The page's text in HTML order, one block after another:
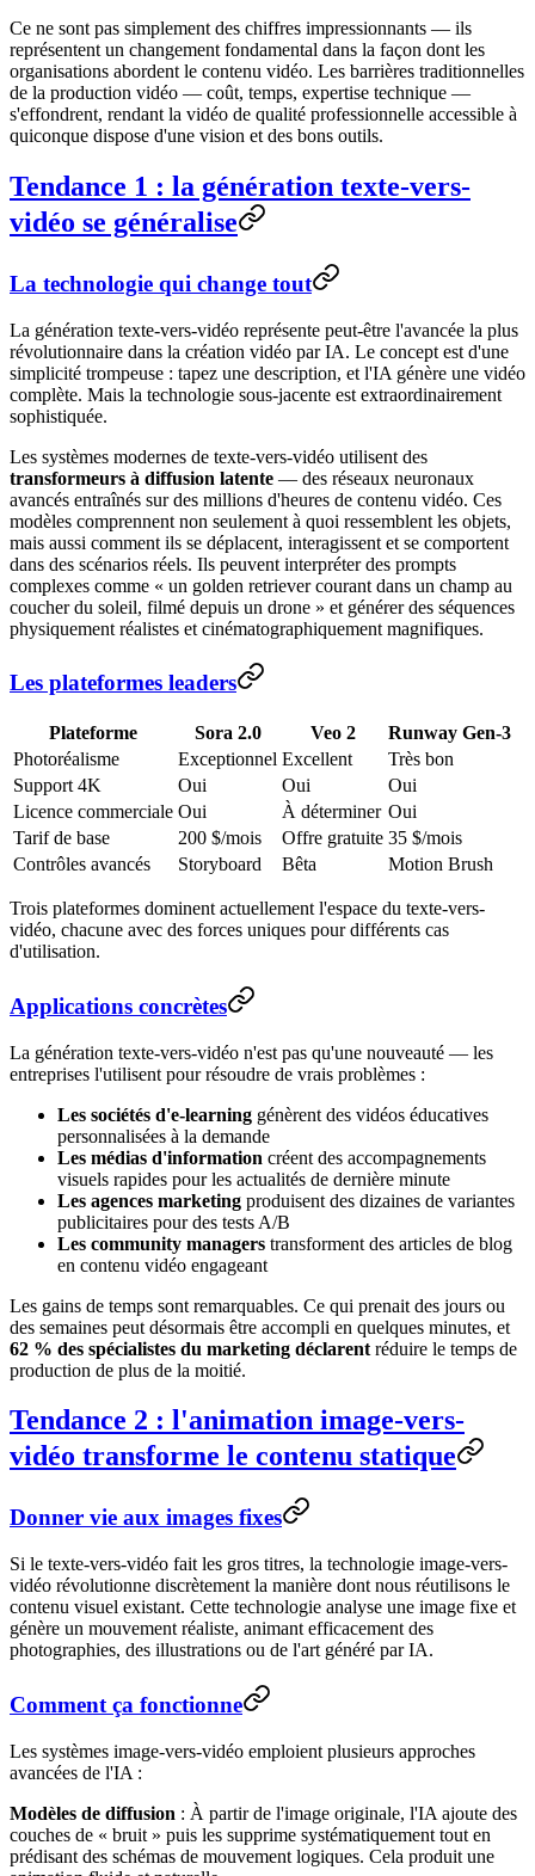
Ce ne sont pas simplement des chiffres impressionnants — ils
représentent un changement fondamental dans la façon dont les
organisations abordent le contenu vidéo. Les barrières traditionnelles
de la production vidéo — coût, temps, expertise technique —
s'effondrent, rendant la vidéo de qualité professionnelle accessible à
quiconque dispose d'une vision et des bons outils.
Tendance 1 : la génération texte-vers-
vidéo se généralise
La technologie qui change tout
La génération texte-vers-vidéo représente peut-être l'avancée la plus
révolutionnaire dans la création vidéo par IA. Le concept est d'une
simplicité trompeuse : tapez une description, et l'IA génère une vidéo
complète. Mais la technologie sous-jacente est extraordinairement
sophistiquée.
Les systèmes modernes de texte-vers-vidéo utilisent des
transformeurs à diffusion latente — des réseaux neuronaux
avancés entraînés sur des millions d'heures de contenu vidéo. Ces
modèles comprennent non seulement à quoi ressemblent les objets,
mais aussi comment ils se déplacent, interagissent et se comportent
dans des scénarios réels. Ils peuvent interpréter des prompts
complexes comme « un golden retriever courant dans un champ au
coucher du soleil, filmé depuis un drone » et générer des séquences
physiquement réalistes et cinématographiquement magnifiques.
Les plateformes leaders
Plateforme Sora 2.0 Veo 2
Runway Gen-3
Photoréalisme
Exceptionnel Excellent
Très bon
Support 4K
Oui Oui
Oui
Licence commerciale Oui À déterminer Oui
Tarif de base
200 $/mois Offre gratuite 35 $/mois
Contrôles avancés
Storyboard Bêta Motion Brush
Trois plateformes dominent actuellement l'espace du texte-vers-
vidéo, chacune avec des forces uniques pour différents cas
d'utilisation.
Applications concrètes
La génération texte-vers-vidéo n'est pas qu'une nouveauté — les
entreprises l'utilisent pour résoudre de vrais problèmes :
Les sociétés d'e-learning génèrent des vidéos éducatives
personnalisées à la demande
Les médias d'information créent des accompagnements
visuels rapides pour les actualités de dernière minute
Les agences marketing produisent des dizaines de variantes
publicitaires pour des tests A/B
Les community managers transforment des articles de blog
en contenu vidéo engageant
Les gains de temps sont remarquables. Ce qui prenait des jours ou
des semaines peut désormais être accompli en quelques minutes, et
62 % des spécialistes du marketing déclarent réduire le temps de
production de plus de la moitié.
Tendance 2 : l'animation image-vers-
vidéo transforme le contenu statique
Donner vie aux images fixes
Si le texte-vers-vidéo fait les gros titres, la technologie image-vers-
vidéo révolutionne discrètement la manière dont nous réutilisons le
contenu visuel existant. Cette technologie analyse une image fixe et
génère un mouvement réaliste, animant efficacement des
photographies, des illustrations ou de l'art généré par IA.
Comment ça fonctionne
Les systèmes image-vers-vidéo emploient plusieurs approches
avancées de l'IA :
Modèles de diffusion : À partir de l'image originale, l'IA ajoute des
couches de « bruit » puis les supprime systématiquement tout en
prédisant des schémas de mouvement logiques. Cela produit une